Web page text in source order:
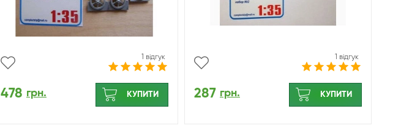
1 відгук
478 грн. КУПИТИ
1 відгук
287 грн. КУПИТИ